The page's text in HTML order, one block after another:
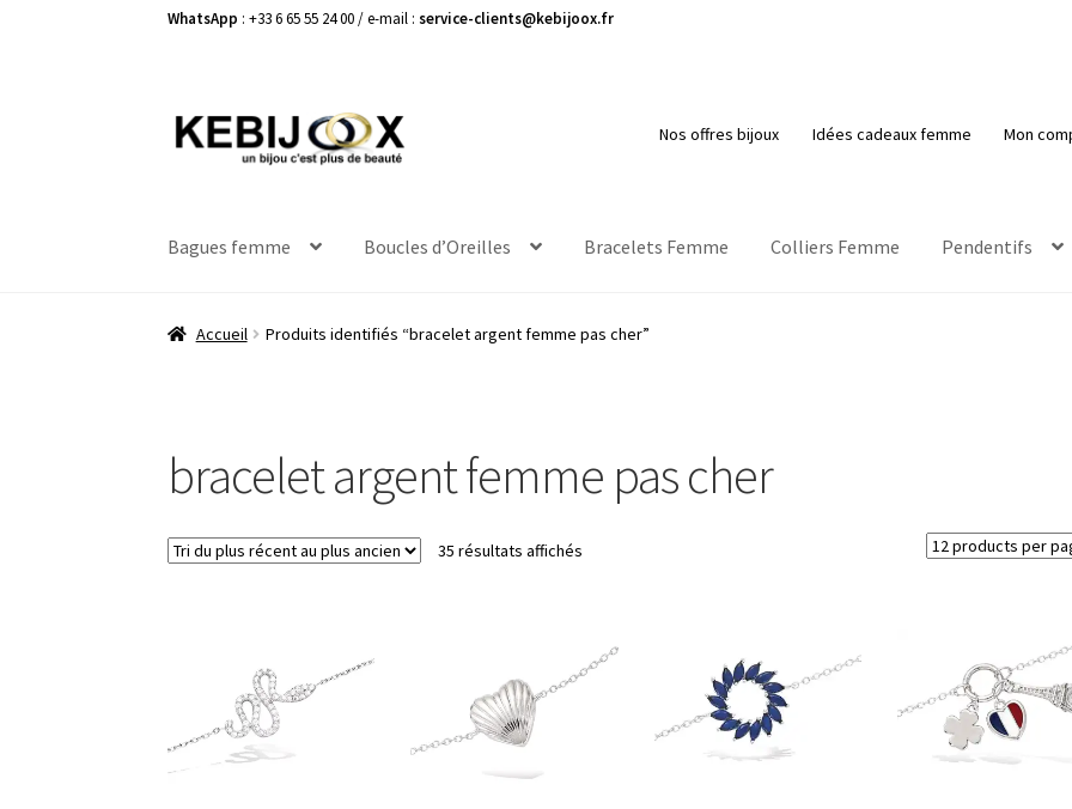
WhatsApp : +33 6 65 55 24 00 / e-mail :service-clients@kebijoox.fr
Aller
à
Aller
au
Nos offres bijoux Idées cadeaux femme Mon
Bagues femme Boucles d’Oreilles Bracelets Femme Colliers Femme Pendentifs
Accueil Produits identifiés “bracelet argent femme pas cher”
bracelet argent femme pas cher
35 résultats affichés
plus